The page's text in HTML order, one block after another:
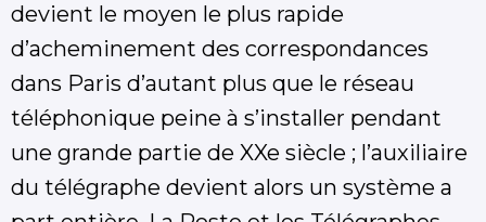
devient le moyen le plus rapide
d’acheminement des correspondances
dans Paris d’autant plus que le réseau
téléphonique peine à s’installer pendant
une grande partie de XXe siècle ; l’auxiliaire
du télégraphe devient alors un système a